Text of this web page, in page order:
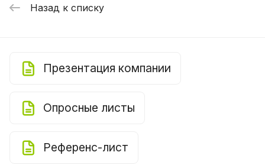
Назад к списку
Презентация компании
Опросные листы
Референс-лист